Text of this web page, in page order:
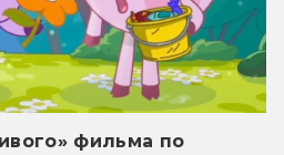
фильма по